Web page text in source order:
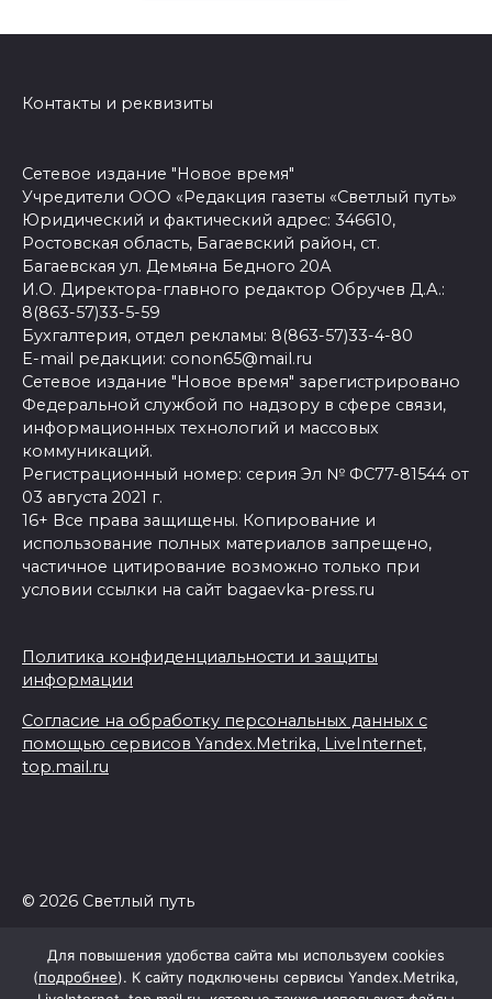
Контакты и реквизиты
Сетевое издание "Новое время"
Учредители ООО «Редакция газеты «Светлый путь»
Юридический и фактический адрес: 346610,
Ростовская область, Багаевский район, ст.
Багаевская ул. Демьяна Бедного 20А
И.О. Директора-главного редактор Обручев Д.А.:
8(863-57)33-5-59
Бухгалтерия, отдел рекламы: 8(863-57)33-4-80
E-mail редакции: conon65@mail.ru
Сетевое издание "Новое время" зарегистрировано
Федеральной службой по надзору в сфере связи,
информационных технологий и массовых
коммуникаций.
Регистрационный номер: серия Эл № ФС77-81544 от
03 августа 2021 г.
16+ Все права защищены. Копирование и
использование полных материалов запрещено,
частичное цитирование возможно только при
условии ссылки на сайт bagaevka-press.ru
Политика конфиденциальности и защиты
информации
Согласие на обработку персональных данных с
помощью сервисов Yandex.Metrika, LiveInternet,
top.mail.ru
© 2026 Светлый путь
Для повышения удобства сайта мы используем cookies
(подробнее). К сайту подключены сервисы Yandex.Metrika,